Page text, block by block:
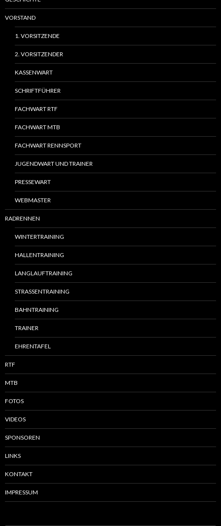
VORSTAND
1. VORSITZENDE
2. VORSITZENDER
KASSENWART
SCHRIFTFÜHRER
FACHWART RTF
FACHWART MTB
FACHWART RENNSPORT
JUGENDWART UND TRAINER
PRESSEWART
WEBMASTER
RADRENNEN
WINTERTRAINING
HALLENTRAINING
LANGLAUFTRAINING
STRASSENTRAINING
BAHNTRAINING
TRAINER
EHRENTAFEL
RTF
MTB
FOTOS
VIDEOS
SPONSOREN
LINKS
KONTAKT
IMPRESSUM